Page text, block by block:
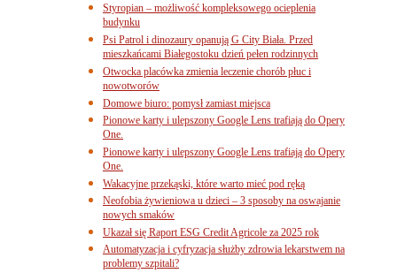
Styropian – możliwość kompleksowego ocieplenia
budynku
Psi Patrol i dinozaury opanują G City Biała. Przed
mieszkańcami Białegostoku dzień pełen rodzinnych
Otwocka placówka zmienia leczenie chorób płuc i
nowotworów
Domowe biuro: pomysł zamiast miejsca
Pionowe karty i ulepszony Google Lens trafiają do Opery
One.
Pionowe karty i ulepszony Google Lens trafiają do Opery
One.
Wakacyjne przekąski, które warto mieć pod ręką
Neofobia żywieniowa u dzieci – 3 sposoby na oswajanie
nowych smaków
Ukazał się Raport ESG Credit Agricole za 2025 rok
Automatyzacja i cyfryzacja służby zdrowia lekarstwem na
problemy szpitali?